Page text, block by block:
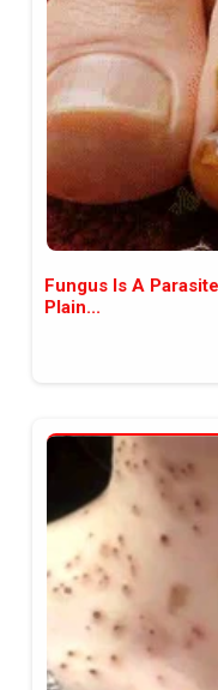
наша
новините
Fungus Is A
Plain...